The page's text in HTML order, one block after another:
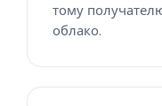
тому
облако.